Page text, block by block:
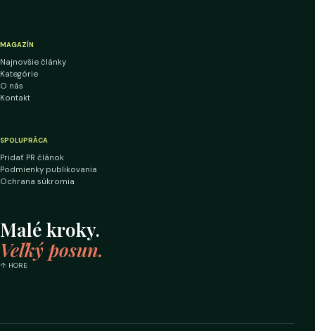
MAGAZÍN
Najnovšie články
Kategórie
O nás
Kontakt
SPOLUPRÁCA
Pridať PR článok
Podmienky publikovania
Ochrana súkromia
Malé kroky.
Veľký posun.
↑ HORE